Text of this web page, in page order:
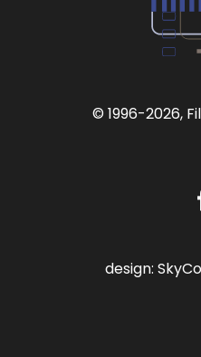
© 1996-2026,
design: